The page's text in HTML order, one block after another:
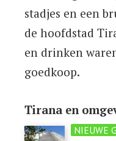
stadjes en een
de hoofdstad
en drinken
goedkoop.
Tirana en
NIEUWE